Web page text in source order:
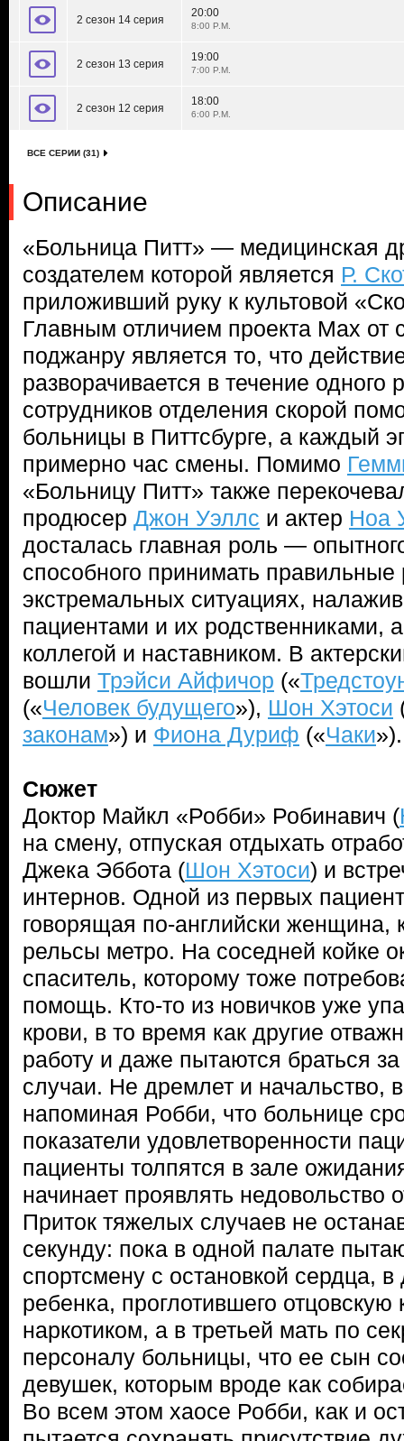
2 сезон 14 серия
20:00
8:00 P.M.
2 сезон 13 серия
19:00
7:00 P.M.
2 сезон 12 серия
18:00
6:00 P.M.
ВСЕ СЕРИИ (31)
Описание
«Больница Питт» — медицинская
создателем которой является Р.
приложивший руку к культовой
Главным отличием проекта Max от
поджанру является то, что
разворачивается в течение одного
сотрудников отделения скорой
больницы в Питтсбурге, а каждый
примерно час смены. Помимо
«Больницу Питт» также
продюсер Джон Уэллс и актер Ноа
досталась главная роль —
способного принимать
экстремальных ситуациях,
пациентами и их родственниками,
коллегой и наставником. В
вошли Трэйси Айфичор («
(«Человек будущего»), Шон Хэтоси
законам») и Фиона Дуриф («Чаки»).
Сюжет
Доктор Майкл «Робби» Робинавич (
на смену, отпуская отдыхать
Джека Эббота (Шон Хэтоси) и
интернов. Одной из первых
говорящая по-английски женщина,
рельсы метро. На соседней койке
спаситель, которому тоже
помощь. Кто-то из новичков уже
крови, в то время как другие
работу и даже пытаются браться
случаи. Не дремлет и начальство,
напоминая Робби, что больнице
показатели удовлетворенности
пациенты толпятся в зале
начинает проявлять недовольство
Приток тяжелых случаев не
секунду: пока в одной палате
спортсмену с остановкой сердца, в
ребенка, проглотившего отцовскую
наркотиком, а в третьей мать по
персоналу больницы, что ее сын
девушек, которым вроде как
Во всем этом хаосе Робби, как и